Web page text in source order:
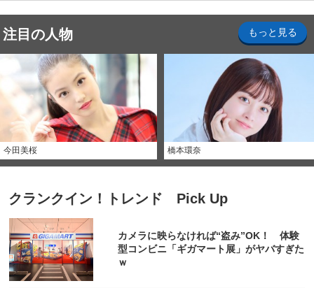
注目の人物 もっと見る
今田美桜 橋本環奈
クランクイン！トレンド Pick Up
カメラに映らなければ“盗み”OK！ 体験
型コンビニ「ギガマート展」がヤバすぎた
ｗ